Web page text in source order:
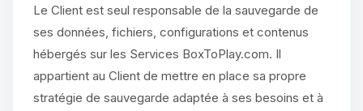
Le Client est seul responsable de la sauvegarde de
ses données, fichiers, configurations et contenus
hébergés sur les Services BoxToPlay.com. Il
appartient au Client de mettre en place sa propre
stratégie de sauvegarde adaptée à ses besoins et à